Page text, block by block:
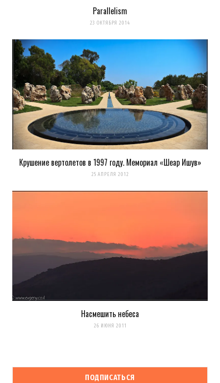
Parallelism
23 ОКТЯБРЯ 2014
Крушение вертолетов в 1997 году. Мемориал «Шеар Ишув»
25 АПРЕЛЯ 2012
Насмешить небеса
26 ИЮНЯ 2011
ПОДПИСАТЬСЯ